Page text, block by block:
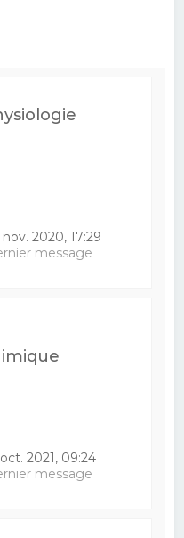
nov. 2020, 17:29
message
oct. 2021, 09:24
message